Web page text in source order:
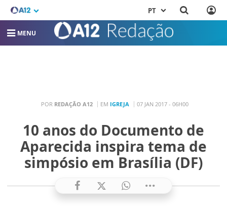
PT
MENU
POR REDAÇÃO A12 EM IGREJA 07 JAN 2017 - 06H00
10 anos do Documento de
Aparecida inspira tema de
simpósio em Brasília (DF)